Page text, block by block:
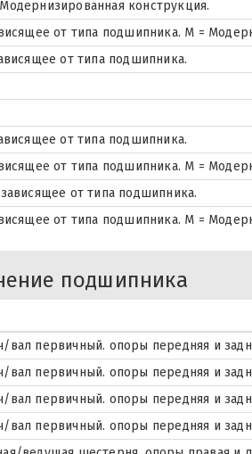
конструкция.
от типа подшипника. М =
от типа подшипника.
от типа подшипника.
от типа подшипника. М =
от типа подшипника.
от типа подшипника. М =
подшипника
вал первичный. опоры передняя и
вал первичный. опоры передняя и
вал первичный. опоры передняя и
вал первичный. опоры передняя и